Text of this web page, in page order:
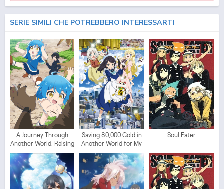
SERIE SIMILI CHE POTREBBERO INTERESSARTI
A Journey Through
Another World: Raising
Kids While
Adventuring
Saving 80,000 Gold in
Another World for My
Retirement
Soul Eater